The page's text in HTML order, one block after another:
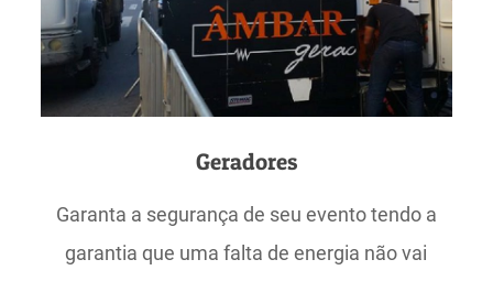
Geradores
Garanta a segurança de seu evento tendo a
garantia que uma falta de energia não vai